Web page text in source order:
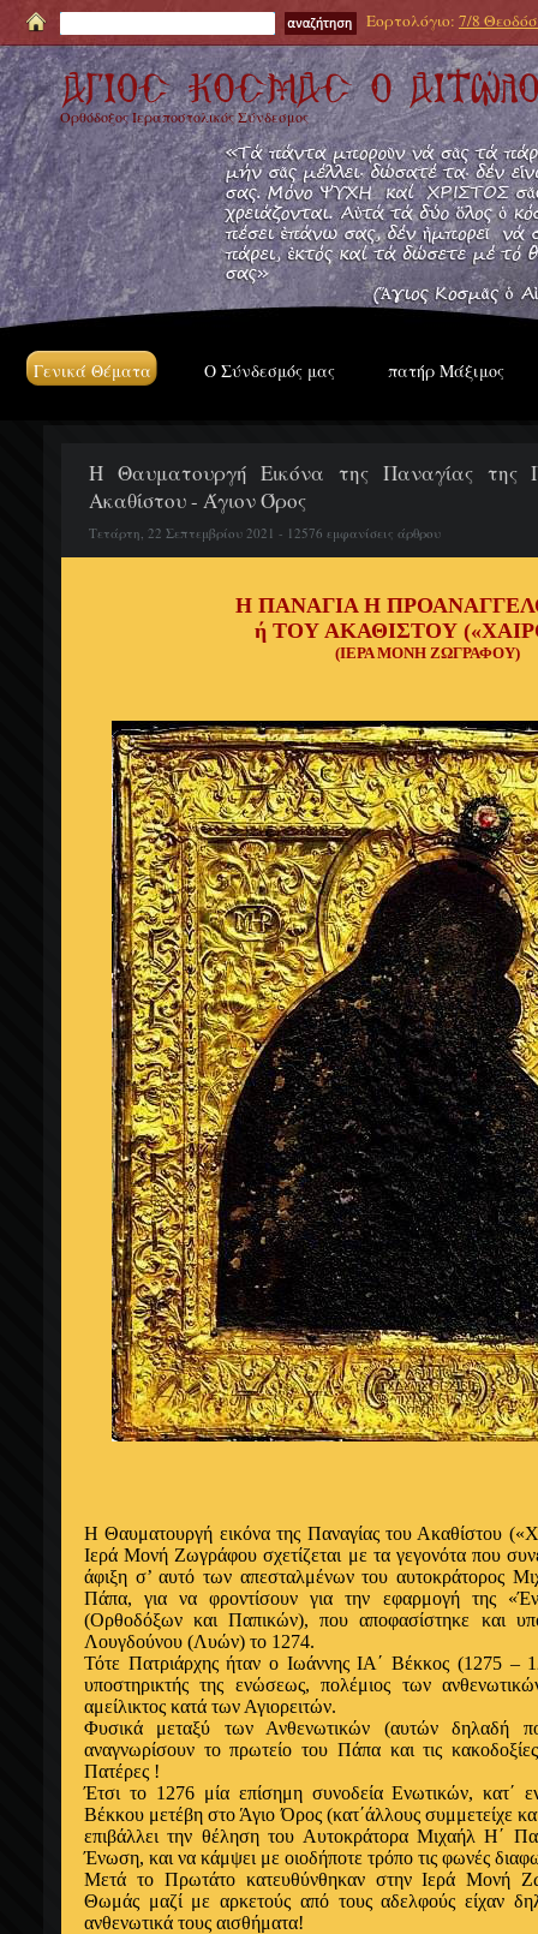
Εορτολόγιο: 7/8
Ορθόδοξος Ιεραποστολικός Σύνδεσμος
Γενικά Θέματα Ο Σύνδεσμός μας πατήρ Μάξιμος
Η Θαυματουργή Εικόνα της Παναγίας της
Ακαθίστου - Άγιον Όρος
Τετάρτη, 22 Σεπτεμβρίου 2021 - 12576 εμφανίσεις άρθρου
Η ΠΑΝΑΓΙΑ Η
ή ΤΟΥ ΑΚΑΘΙΣΤΟΥ
(ΙΕΡΑ ΜΟΝΗ ΖΩΓΡΑΦΟΥ)
Η Θαυματουργή εικόνα της Παναγίας του Ακαθίστου
Ιερά Μονή Ζωγράφου σχετίζεται με τα γεγονότα που
άφιξη σ’ αυτό των απεσταλμένων του αυτοκράτορος
Πάπα, για να φροντίσουν για την εφαρμογή της
(Ορθοδόξων και Παπικών), που αποφασίστηκε και
Λουγδούνου (Λυών) το 1274.
Τότε Πατριάρχης ήταν ο ΙωάννηςΙΑ΄Βέκκος (1275 –
υποστηρικτής της ενώσεως, πολέμιος των
αμείλικτος κατά των Αγιορειτών.
Φυσικά μεταξύ των Ανθενωτικών (αυτών δηλαδή
αναγνωρίσουν το πρωτείο του Πάπα και τις
Πατέρες !
Έτσι το 1276 μία επίσημη συνοδεία Ενωτικών, κατ΄
Βέκκου μετέβη στο Άγιο Όρος (κατ΄άλλους συμμετείχε
επιβάλλει την θέληση του Αυτοκράτορα Μιχαήλ Η΄
Ένωση, και να κάμψει με οιοδήποτε τρόπο τις φωνές
Μετά το Πρωτάτο κατευθύνθηκαν στην Ιερά Μονή
Θωμάς μαζί με αρκετούς από τους αδελφούς είχαν
ανθενωτικά τους αισθήματα!